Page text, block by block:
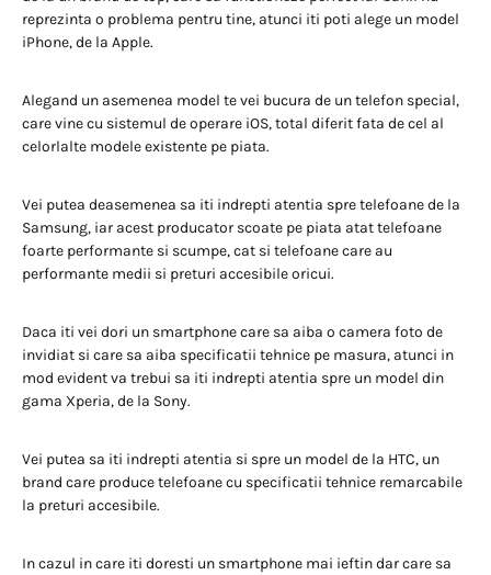
reprezinta o problema pentru tine, atunci iti poti alege un model
iPhone, de la Apple.
Alegand un asemenea model te vei bucura de un telefon special,
care vine cu sistemul de operare iOS, total diferit fata de cel al
celorlalte modele existente pe piata.
Vei putea deasemenea sa iti indrepti atentia spre telefoane de la
Samsung, iar acest producator scoate pe piata atat telefoane
foarte performante si scumpe, cat si telefoane care au
performante medii si preturi accesibile oricui.
Daca iti vei dori un smartphone care sa aiba o camera foto de
invidiat si care sa aiba specificatii tehnice pe masura, atunci in
mod evident va trebui sa iti indrepti atentia spre un model din
gama Xperia, de la Sony.
Vei putea sa iti indrepti atentia si spre un model de la HTC, un
brand care produce telefoane cu specificatii tehnice remarcabile
la preturi accesibile.
In cazul in care iti doresti un smartphone mai ieftin dar care sa